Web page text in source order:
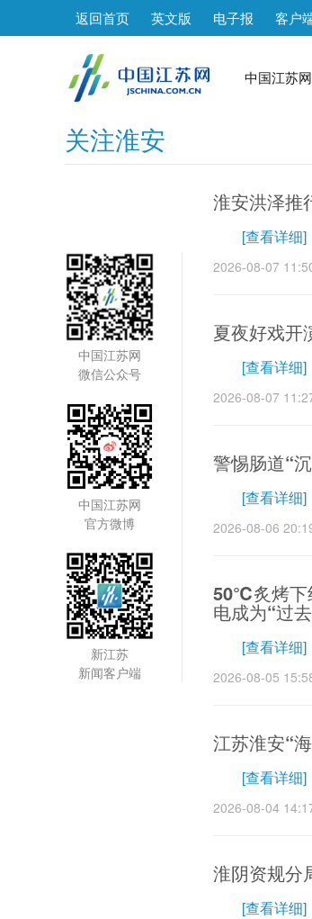
返回首页 英文版 电子报 客户
中国江苏网
关注淮安
中国江苏网
微信公众号
中国江苏网
官方微博
新江苏
新闻客户端
淮安洪泽推
[查看详细]
2026-08-07
夏夜好戏开
[查看详细]
2026-08-07
警惕肠道“
[查看详细]
2026-08-06
50℃炙烤下
电成为“过
[查看详细]
2026-08-05
江苏淮安“
[查看详细]
2026-08-04
淮阴资规分
[查看详细]